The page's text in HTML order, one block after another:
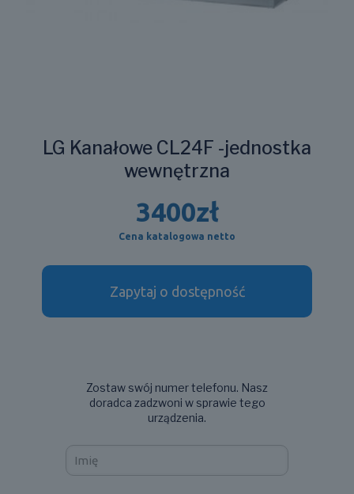
LG Kanałowe CL24F -jednostka
wewnętrzna
3400zł
Cena katalogowa netto
Zapytaj o dostępność
Zostaw swój numer telefonu. Nasz
doradca zadzwoni w sprawie tego
urządzenia.